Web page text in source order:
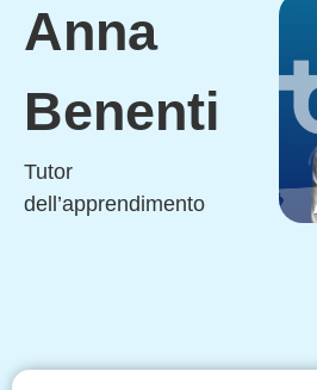
Anna
Benenti
Tutor
dell’apprendimento